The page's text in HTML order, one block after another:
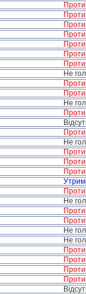
Проти
Проти
Проти
Проти
Проти
Проти
Проти
Не
Проти
Проти
Не
Проти
Проти
Не
Проти
Проти
Проти
Проти
Не
Проти
Проти
Не
Не
Проти
Проти
Проти
Проти